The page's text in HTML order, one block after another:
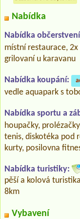
Nabídka
Nabídka
místní restaurace,
grilovaní u karavanu
Nabídka koupání:
vedle aquapark s
Nabídka sportu a
houpačky,
tenis, diskotéka pod
kurty, posilovna
Nabídka turistiky:
pěší a kolová
8km
Vybavení